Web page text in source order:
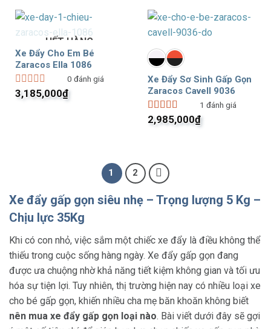
5
sao
HẾT HÀNG
Xe Đẩy Cho Em Bé
Zaracos Ella 1086
Được
0 đánh giá
3,185,000₫
Xe Đẩy Sơ Sinh Gấp Gọn
Zaracos Cavell 9036
Được xếp
1 đánh giá
2,985,000₫
1 2
Xe đẩy gấp gọn siêu nhẹ – Trọng lượng 5 Kg –
Chịu lực 35Kg
Khi có con nhỏ, việc sắm một chiếc xe đẩy là điều không thể
thiếu trong cuộc sống hàng ngày. Xe đẩy gấp gọn đang
được ưa chuộng nhờ khả năng tiết kiệm không gian và tối ưu
hóa sự tiện lợi. Tuy nhiên, thị trường hiện nay có nhiều loại xe
cho bé gấp gọn, khiến nhiều cha mẹ băn khoăn không biết
nên mua xe đẩy gấp gọn loại nào. Bài viết dưới đây sẽ gợi